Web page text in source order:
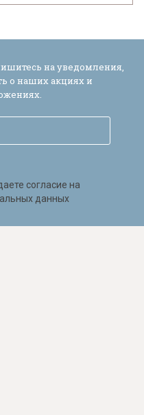
на уведомления,
о наших акциях и
согласие на
данных